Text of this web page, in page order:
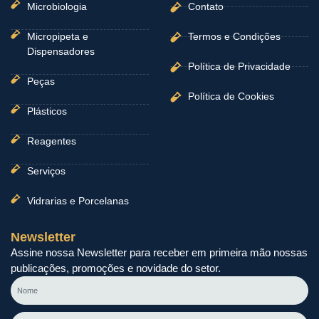
Microbiologia
Micropipeta e
Dispensadores
Peças
Plásticos
Reagentes
Serviços
Vidrarias e Porcelanas
Contato
Termos e Condições
Política de Privacidade
Política de Cookies
Newsletter
Assine nossa Newsletter para receber em primeira mão nossas
publicações, promoções e novidade do setor.
Nome